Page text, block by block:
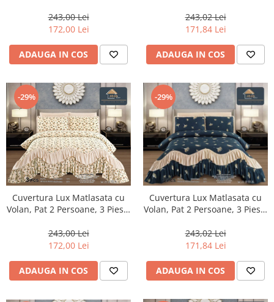
243,00 Lei
172,00 Lei
ADAUGA IN COS
243,02 Lei
171,84 Lei
ADAUGA IN COS
-29%
Cuvertura Lux Matlasata cu
Volan, Pat 2 Persoane, 3 Piese,
243,00 Lei
172,00 Lei
ADAUGA IN COS
-29%
Cuvertura Lux Matlasata cu
Volan, Pat 2 Persoane, 3 Piese,
243,02 Lei
171,84 Lei
ADAUGA IN COS